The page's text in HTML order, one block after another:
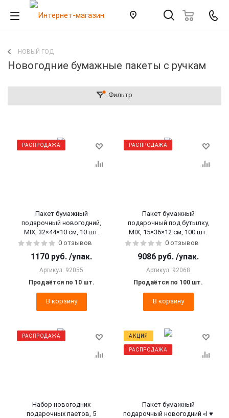
НОВЫЙ ГОД
Новогодние бумажные пакеты с ручкам
Фильтр
РАСПРОДАЖА
Пакет бумажный
подарочный новогодний,
MIX, 32×44×10 см, 10 шт.
0 отзывов
1170 руб. /упак.
Артикул: 92055
Продаётся по 10 шт.
В корзину
РАСПРОДАЖА
Пакет бумажный
подарочный под бутылку,
MIX, 15×36×12 см, 100 шт.
0 отзывов
9086 руб. /упак.
Артикул: 92068
Продаётся по 100 шт.
В корзину
РАСПРОДАЖА
Набор новогодних
подарочных паетов, 5
АКЦИЯ
РАСПРОДАЖА
Пакет бумажный
подарочный новогодний «I ♥